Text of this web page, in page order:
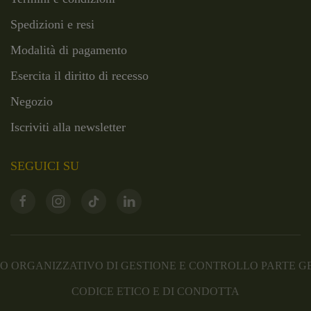
Spedizioni e resi
Modalità di pagamento
Esercita il diritto di recesso
Negozio
Iscriviti alla newsletter
SEGUICI SU
ORGANIZZATIVO DI GESTIONE E CONTROLLO PARTE
CODICE ETICO E DI CONDOTTA